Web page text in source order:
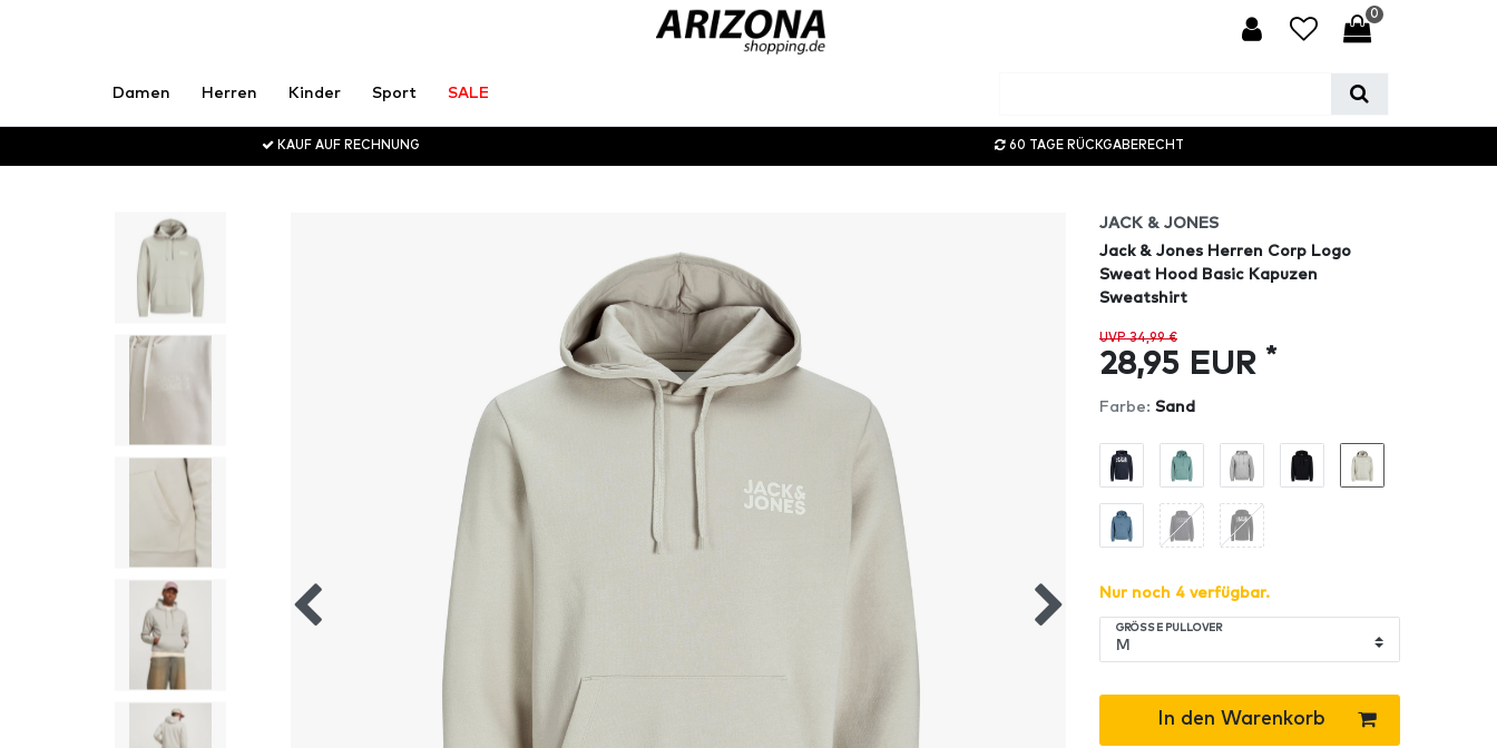
0
Damen Herren Kinder Sport SALE
KAUF AUF RECHNUNG 60 TAGE RÜCKGABERECHT
JACK & JONES
Jack & Jones Herren Corp Logo
Sweat Hood Basic Kapuzen
Sweatshirt
UVP 34,99 €
28,95 EUR *
Farbe: Sand
Nur noch 4 verfügbar.
GRÖSSE PULLOVER
In den Warenkorb